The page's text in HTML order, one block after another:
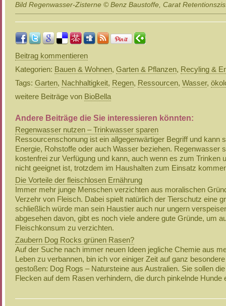
Bild Regenwasser-Zisterne © Benz Baustoffe, Carat
Beitrag kommentieren
Kategorien: Bauen & Wohnen, Garten & Pflanzen, Recyling &
Tags: Garten, Nachhaltigkeit, Regen, Ressourcen, Wasser,
weitere Beiträge von BioBella
Andere Beiträge die Sie interessieren könnten:
Regenwasser nutzen – Trinkwasser sparen
Ressourcenschonung ist ein allgegenwärtiger Begriff und kann
Energie, Rohstoffe oder auch Wasser beziehen. Regenwasser
kostenfrei zur Verfügung und kann, auch wenn es zum Trinken
nicht geeignet ist, trotzdem im Haushalten zum Einsatz
Die Vorteile der fleischlosen Ernährung
Immer mehr junge Menschen verzichten aus moralischen
Verzehr von Fleisch. Dabei spielt natürlich der Tierschutz eine
schließlich würde man sein Haustier auch nur ungern
abgesehen davon, gibt es noch viele andere gute Gründe, um
Fleischkonsum zu verzichten.
Zaubern Dog Rocks grünen Rasen?
Auf der Suche nach immer neuen Ideen jegliche Chemie aus
Leben zu verbannen, bin ich vor einiger Zeit auf ganz
gestoßen: Dog Rogs – Natursteine aus Australien. Sie sollen
Flecken auf dem Rasen verhindern, die durch pinkelnde Hunde